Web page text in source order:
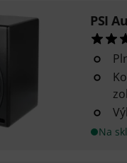
PSI
Na